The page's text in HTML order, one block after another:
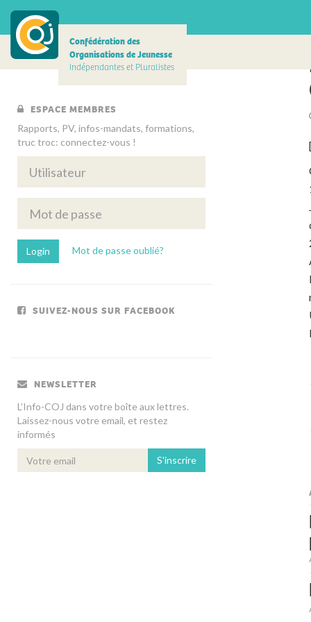
Confédération des
Organisations de Jeunesse
Indépendantes et Pluralistes
ESPACE MEMBRES
Rapports, PV, infos-mandats, formations,
truc troc: connectez-vous !
Mot de passe oublié?
SUIVEZ-NOUS SUR FACEBOOK
NEWSLETTER
L’Info-COJ dans votre boîte aux lettres.
Laissez-nous votre email, et restez
informés
S'inscrire